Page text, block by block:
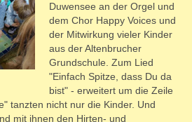
Duwensee an der Orgel und
dem Chor Happy Voices und
der Mitwirkung vieler Kinder
aus der Altenbrucher
Grundschule. Zum Lied
"Einfach Spitze, dass Du da
bist" - erweitert um die Zeile
tanzten nicht nur die Kinder. Und
mit ihnen den Hirten- und